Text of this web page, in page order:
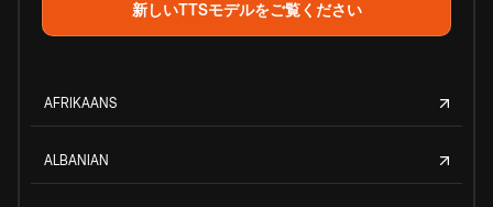
新しいTTSモデルをご覧ください
AFRIKAANS
ALBANIAN